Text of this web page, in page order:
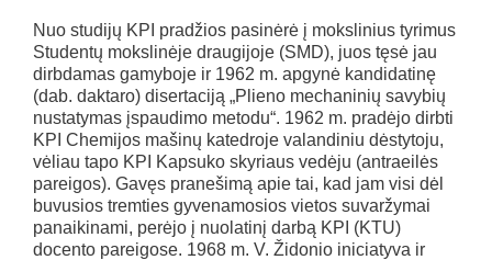
Nuo studijų KPI pradžios pasinėrė į mokslinius tyrimus
Studentų mokslinėje draugijoje (SMD), juos tęsė jau
dirbdamas gamyboje ir 1962 m. apgynė kandidatinę
(dab. daktaro) disertaciją „Plieno mechaninių savybių
nustatymas įspaudimo metodu“. 1962 m. pradėjo dirbti
KPI Chemijos mašinų katedroje valandiniu dėstytoju,
vėliau tapo KPI Kapsuko skyriaus vedėju (antraeilės
pareigos). Gavęs pranešimą apie tai, kad jam visi dėl
buvusios tremties gyvenamosios vietos suvaržymai
panaikinami, perėjo į nuolatinį darbą KPI (KTU)
docento pareigose. 1968 m. V. Židonio iniciatyva ir